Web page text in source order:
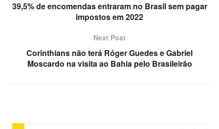
39,5% de encomendas entraram no Brasil sem pagar
impostos em 2022
Next Post
Corinthians não terá Róger Guedes e Gabriel
Moscardo na visita ao Bahia pelo Brasileirão